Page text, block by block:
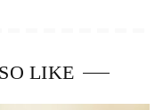
LIKE